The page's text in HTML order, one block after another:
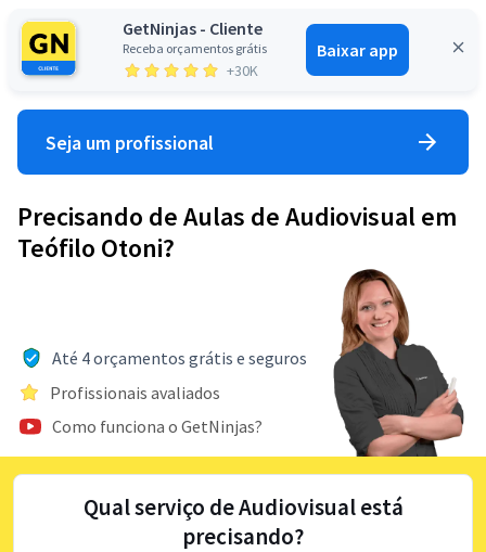
GetNinjas - Cliente
Receba orçamentos grátis
+30K
Baixar app
Entrar
Seja um profissional
Precisando de Aulas de Audiovisual em
Teófilo Otoni?
Até 4 orçamentos grátis e seguros
Profissionais avaliados
Como funciona o GetNinjas?
Qual serviço de Audiovisual está
precisando?